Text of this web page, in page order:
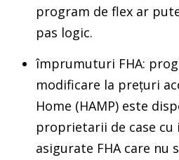
program de flex ar
pas logic.
împrumuturi FHA:
modificare la prețuri
Home (HAMP) este
proprietarii de case cu
asigurate FHA care nu